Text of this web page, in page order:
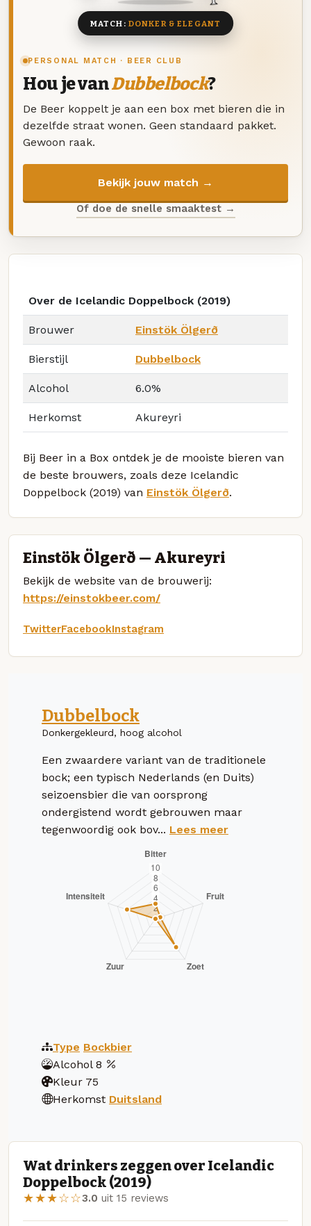
PERSONAL MATCH · BEER CLUB
Hou je vanDubbelbock?
De Beer koppelt je aan een box met bieren die in
dezelfde straat wonen. Geen standaard pakket.
Gewoon raak.
Bekijk jouw match →
Of doe de snelle smaaktest →
MATCH: DONKER & ELEGANT
Over de Icelandic Doppelbock (2019)
Brouwer Einstök Ölgerð
Bierstijl Dubbelbock
Alcohol 6.0%
Herkomst Akureyri
Bij Beer in a Box ontdek je de mooiste bieren van
de beste brouwers, zoals deze Icelandic
Doppelbock (2019) van Einstök Ölgerð.
Einstök Ölgerð — Akureyri
Bekijk de website van de brouwerij:
https://einstokbeer.com/
TwitterFacebookInstagram
Dubbelbock
Donkergekleurd, hoog alcohol
Een zwaardere variant van de traditionele
bock; een typisch Nederlands (en Duits)
seizoensbier die van oorsprong
ondergistend wordt gebrouwen maar
tegenwoordig ook bov... Lees meer
Type Bockbier
Alcohol 8
Kleur 75
Herkomst Duitsland
Wat drinkers zeggen over Icelandic
Doppelbock (2019)
★★★☆☆3.0 uit 15 reviews